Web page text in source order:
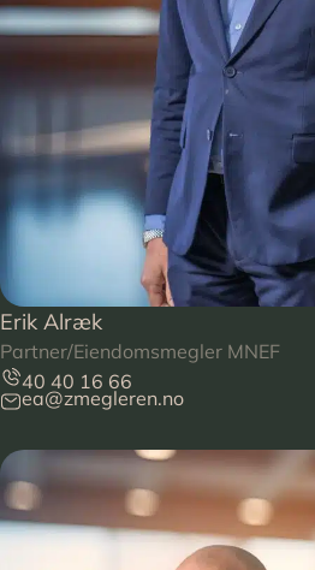
Erik Alræk
Partner/Eiendomsmegler MNEF
40 40 16 66
ea@zmegleren.no